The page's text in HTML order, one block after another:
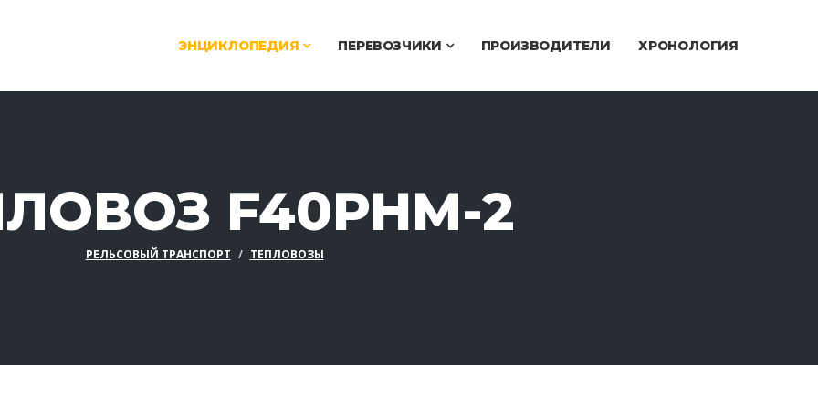
ЭНЦИКЛОПЕДИЯ ПЕРЕВОЗЧИКИ ПРОИЗВОДИТЕЛИ ХРОНОЛОГИЯ
F40PHM-2
РЕЛЬСОВЫЙ ТРАНСПОРТ ТЕПЛОВОЗЫ